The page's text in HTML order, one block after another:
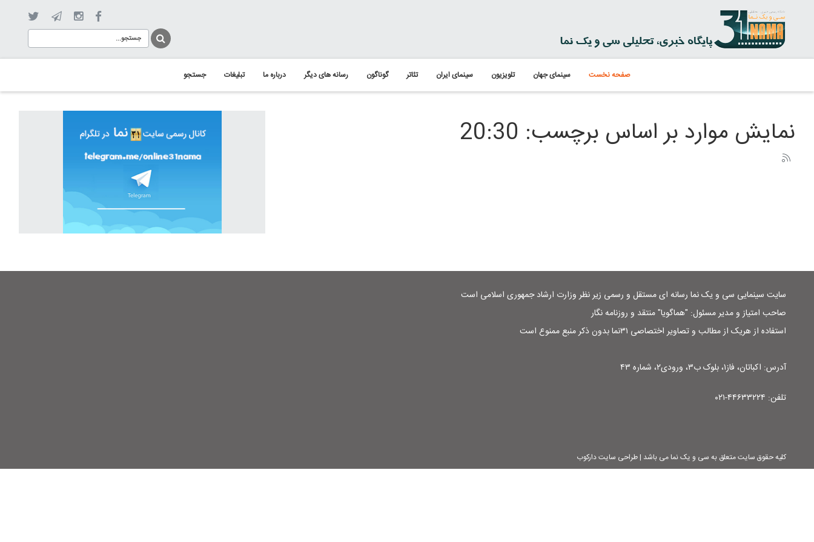
صفحه نخست سینمای جهان تلویزیون سینمای ایران تئاتر گوناگون رسانه های دیگر درباره ما تبلیغات جستجو
نمایش موارد بر اساس برچسب: 20:30
سایت سینمایی سی و یک نما رسانه ای مستقل و رسمی زیر نظر وزارت ارشاد جمهوری اسلامی است
صاحب امتیاز و مدیر مسئول: "هماگویا" منتقد و روزنامه نگار
استفاده از هریک از مطالب و تصاویر اختصاصی ۳۱نما بدون ذکر منبع ممنوع است
آدرس: اکباتان، فاز۱، بلوک ب۳، ورودی۲، شماره ۴۳
تلفن: ۴۴۶۳۳۲۲۴-۰۲۱
کلیه حقوق سایت متعلق به سی و یک نما می باشد | طراحی سایت دارکوب